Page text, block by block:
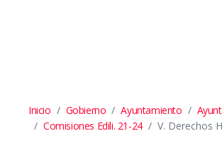
Inicio Gobierno Ayuntamiento
Comisiones Edili. 21-24
V. Derechos